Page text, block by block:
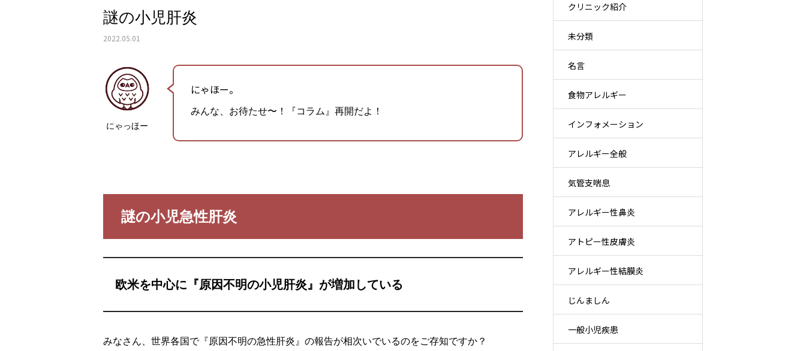
謎の小児肝炎
2022.05.01
にゃっほー
にゃほー。
みんな、お待たせ〜！『コラム』再開だよ！
謎の小児急性肝炎
欧米を中心に『原因不明の小児肝炎』が増加している
みなさん、世界各国で『原因不明の急性肝炎』の報告が相次いでいるのをご存知ですか？
クリニック紹介
未分類
名言
食物アレルギー
インフォメーション
アレルギー全般
気管支喘息
アレルギー性鼻炎
アトピー性皮膚炎
アレルギー性結膜炎
じんましん
一般小児疾患